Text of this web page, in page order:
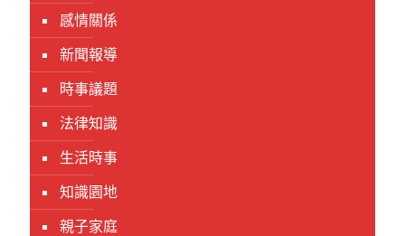
感情關係
新聞報導
時事議題
法律知識
生活時事
知識園地
親子家庭